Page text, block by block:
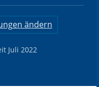
ändern
Juli 2022